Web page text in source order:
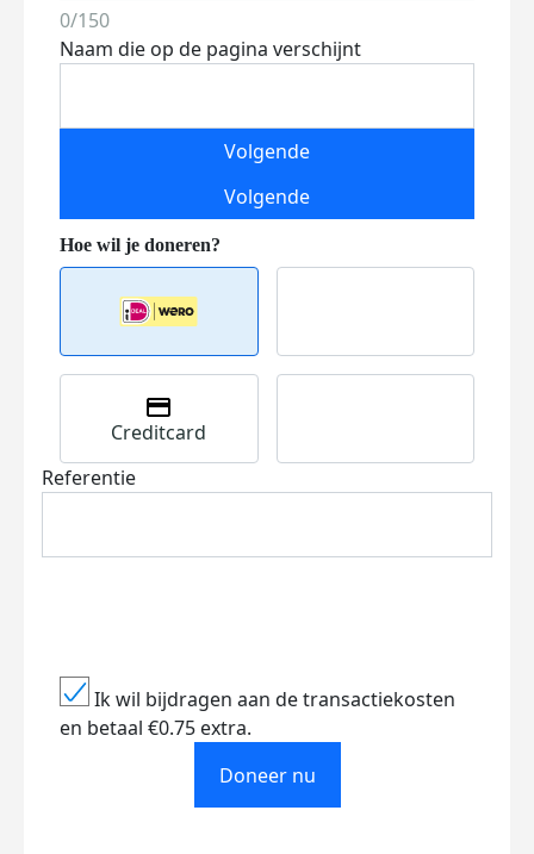
0/150
Naam die op de pagina verschijnt
Volgende
Volgende
Creditcard
Referentie
Ik wil bijdragen aan de transactiekosten
en betaal €0.75 extra.
Doneer nu